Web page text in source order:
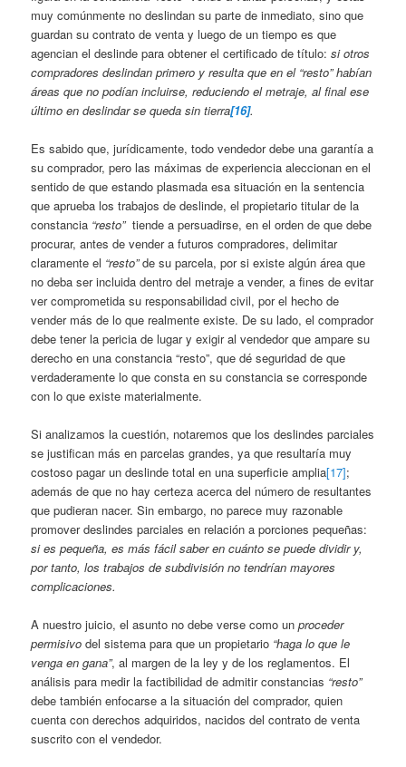
muy comúnmente no deslindan su parte de inmediato, sino que
guardan su contrato de venta y luego de un tiempo es que
agencian el deslinde para obtener el certificado de título:si otros
compradores deslindan primero y resulta que en el “resto” habían
áreas que no podían incluirse, reduciendo el metraje, al final ese
último en deslindar se queda sin tierra[16].
Es sabido que, jurídicamente, todo vendedor debe una garantía a
su comprador, pero las máximas de experiencia aleccionan en el
sentido de que estando plasmada esa situación en la sentencia
que aprueba los trabajos de deslinde, el propietario titular de la
constancia “resto”tiende a persuadirse, en el orden de que debe
procurar, antes de vender a futuros compradores, delimitar
claramente el “resto”de su parcela, por si existe algún área que
no deba ser incluida dentro del metraje a vender, a fines de evitar
ver comprometida su responsabilidad civil, por el hecho de
vender más de lo que realmente existe. De su lado, el comprador
debe tener la pericia de lugar y exigir al vendedor que ampare su
derecho en una constancia “resto”, que dé seguridad de que
verdaderamente lo que consta en su constancia se corresponde
con lo que existe materialmente.
Si analizamos la cuestión, notaremos que los deslindes parciales
se justifican más en parcelas grandes, ya que resultaría muy
costoso pagar un deslinde total en una superficie amplia[17];
además de que no hay certeza acerca del número de resultantes
que pudieran nacer. Sin embargo, no parece muy razonable
promover deslindes parciales en relación a porciones pequeñas:
si es pequeña, es más fácil saber en cuánto se puede dividir y,
por tanto, los trabajos de subdivisión no tendrían mayores
complicaciones.
A nuestro juicio, el asunto no debe verse como unproceder
permisivo del sistema para que un propietario “haga lo que le
venga en gana”, al margen de la ley y de los reglamentos. El
análisis para medir la factibilidad de admitir constancias “resto”
debe también enfocarse a la situación del comprador, quien
cuenta con derechos adquiridos, nacidos del contrato de venta
suscrito con el vendedor.